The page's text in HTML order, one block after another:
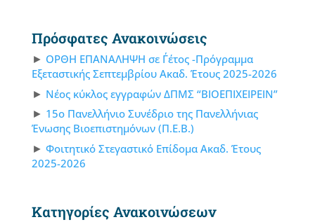
Πρόσφατες Ανακοινώσεις
ΟΡΘΗ ΕΠΑΝΑΛΗΨΗ σε Γ΄έτος -Πρόγραμμα
Εξεταστικής Σεπτεμβρίου Ακαδ. Έτους 2025-2026
Νέος κύκλος εγγραφών ΔΠΜΣ “ΒΙΟΕΠΙΧΕΙΡΕΙΝ”
15ο Πανελλήνιο Συνέδριο της Πανελλήνιας
Ένωσης Βιοεπιστημόνων (Π.Ε.Β.)
Φοιτητικό Στεγαστικό Επίδομα Ακαδ. Έτους
2025-2026
Κατηγορίες Ανακοινώσεων